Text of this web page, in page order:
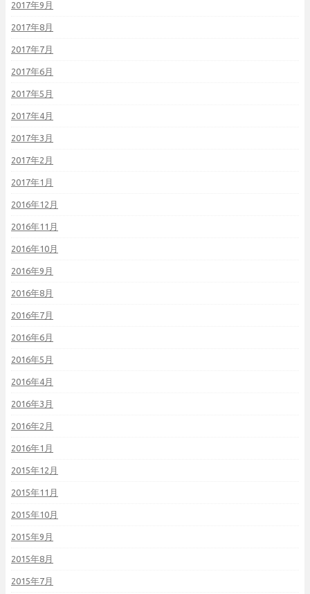
2017年9月
2017年8月
2017年7月
2017年6月
2017年5月
2017年4月
2017年3月
2017年2月
2017年1月
2016年12月
2016年11月
2016年10月
2016年9月
2016年8月
2016年7月
2016年6月
2016年5月
2016年4月
2016年3月
2016年2月
2016年1月
2015年12月
2015年11月
2015年10月
2015年9月
2015年8月
2015年7月